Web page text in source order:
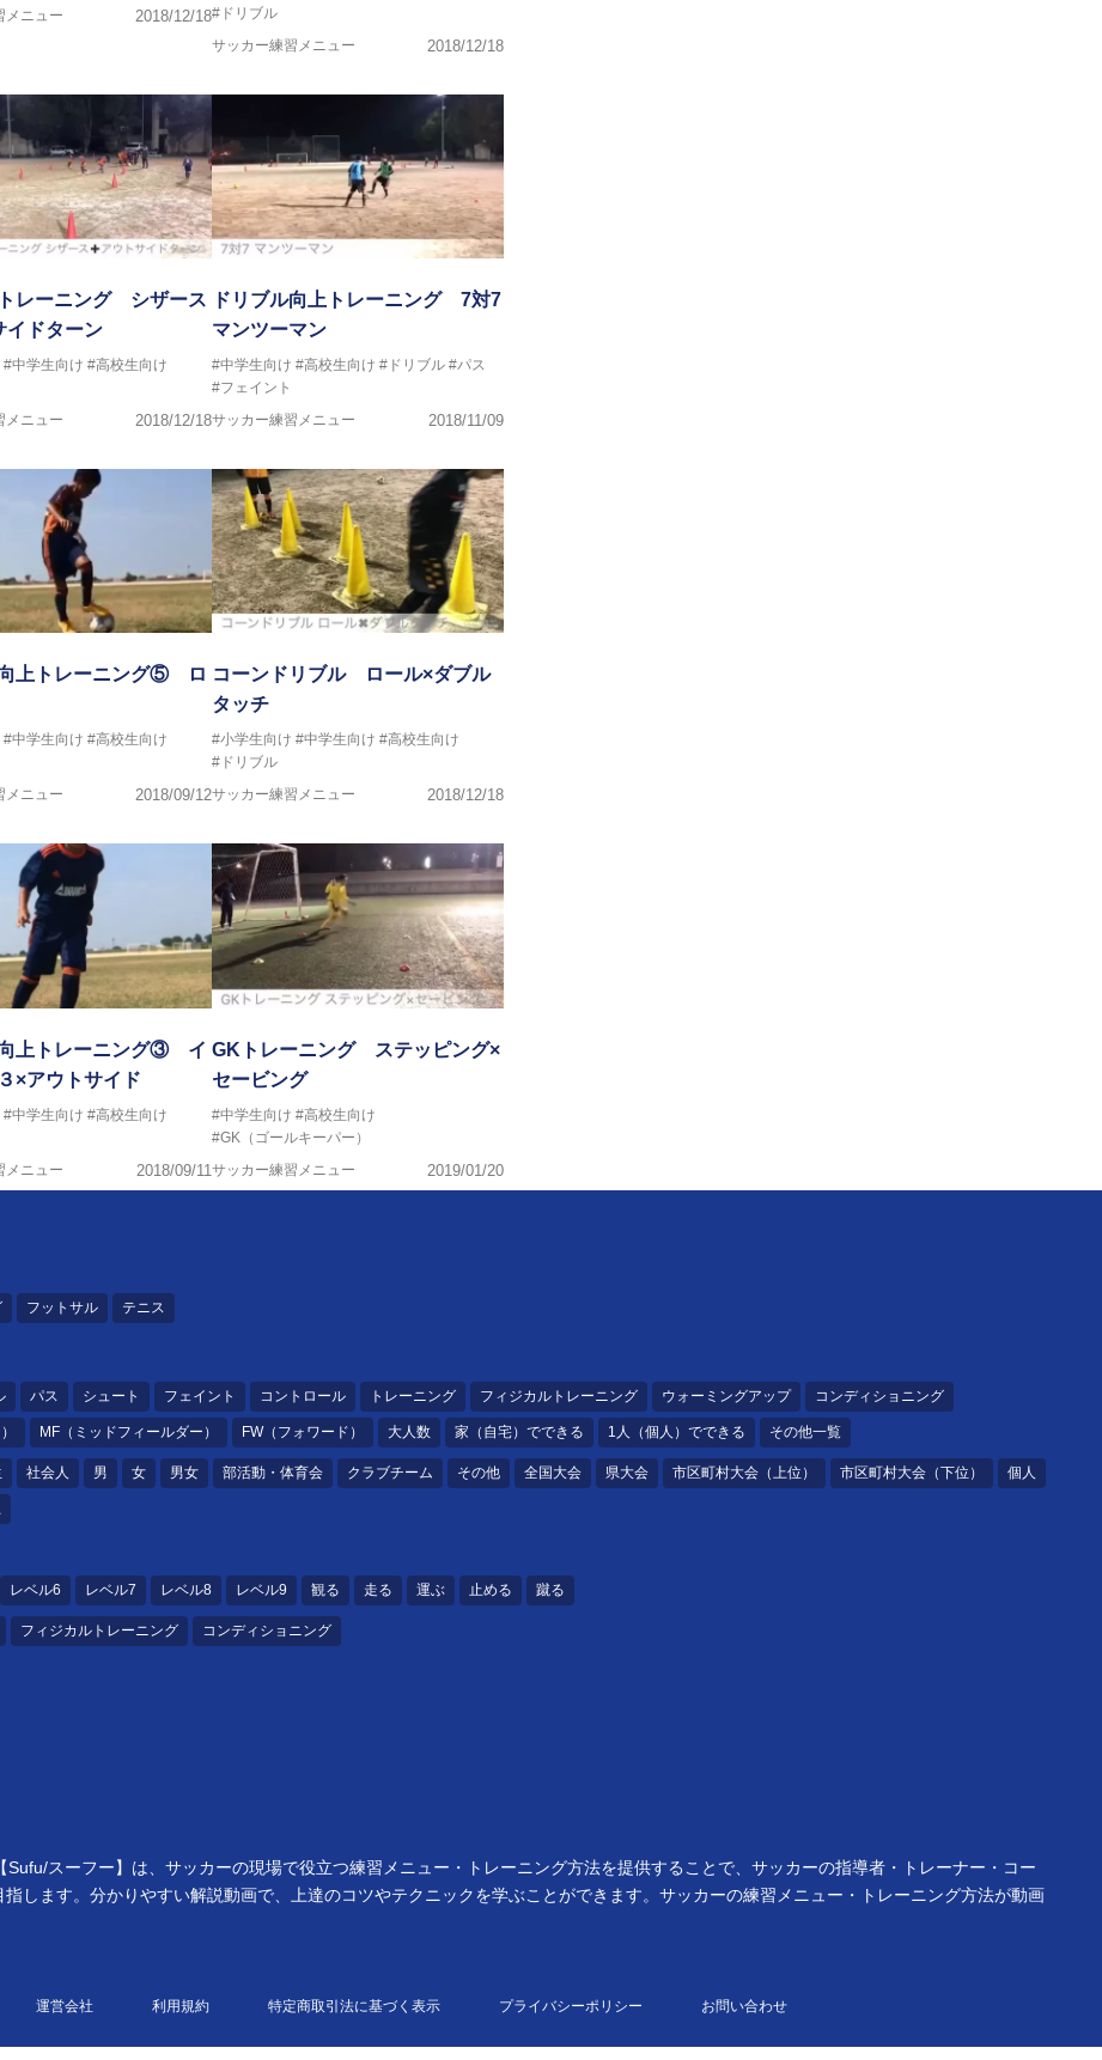
メニュー
2018/12/18#ドリブル
サッカー練習メニュー
2018/12/18
トレーニング シザース
イドターン
#中学生向け #高校生向け
メニュー
2018/12/18
ドリブル向上トレーニング 7対7
マンツーマン
#中学生向け #高校生向け #ドリブル #パス
#フェイント
サッカー練習メニュー
2018/11/09
向上トレーニング⑤ ロ
#中学生向け #高校生向け
メニュー
2018/09/12
コーンドリブル ロール×ダブル
タッチ
#小学生向け #中学生向け #高校生向け
#ドリブル
サッカー練習メニュー
2018/12/18
向上トレーニング③ イ
×アウトサイド
#中学生向け #高校生向け
メニュー
2018/09/11
GKトレーニング ステッピング×
セービング
#中学生向け #高校生向け
#GK（ゴールキーパー）
サッカー練習メニュー
2019/01/20
フットサル テニス
パス シュート フェイント コントロール トレーニング フィジカルトレーニング ウォーミングアップ コンディショニング
MF（ミッドフィールダー） FW（フォワード） 大人数 家（自宅）でできる 1人（個人）でできる その他一覧
社会人 男 女 男女 部活動・体育会 クラブチーム その他 全国大会 県大会 市区町村大会（上位） 市区町村大会（下位） 個人
レベル6 レベル7 レベル8 レベル9 観る 走る 運ぶ 止める 蹴る
フィジカルトレーニング コンディショニング
スーフー】は、サッカーの現場で役立つ練習メニュー・トレーニング方法を提供することで、サッカーの指導者・トレーナー・コー
します。分かりやすい解説動画で、上達のコツやテクニックを学ぶことができます。サッカーの練習メニュー・トレーニング方法が動画
運営会社 利用規約 特定商取引法に基づく表示 プライバシーポリシー お問い合わせ